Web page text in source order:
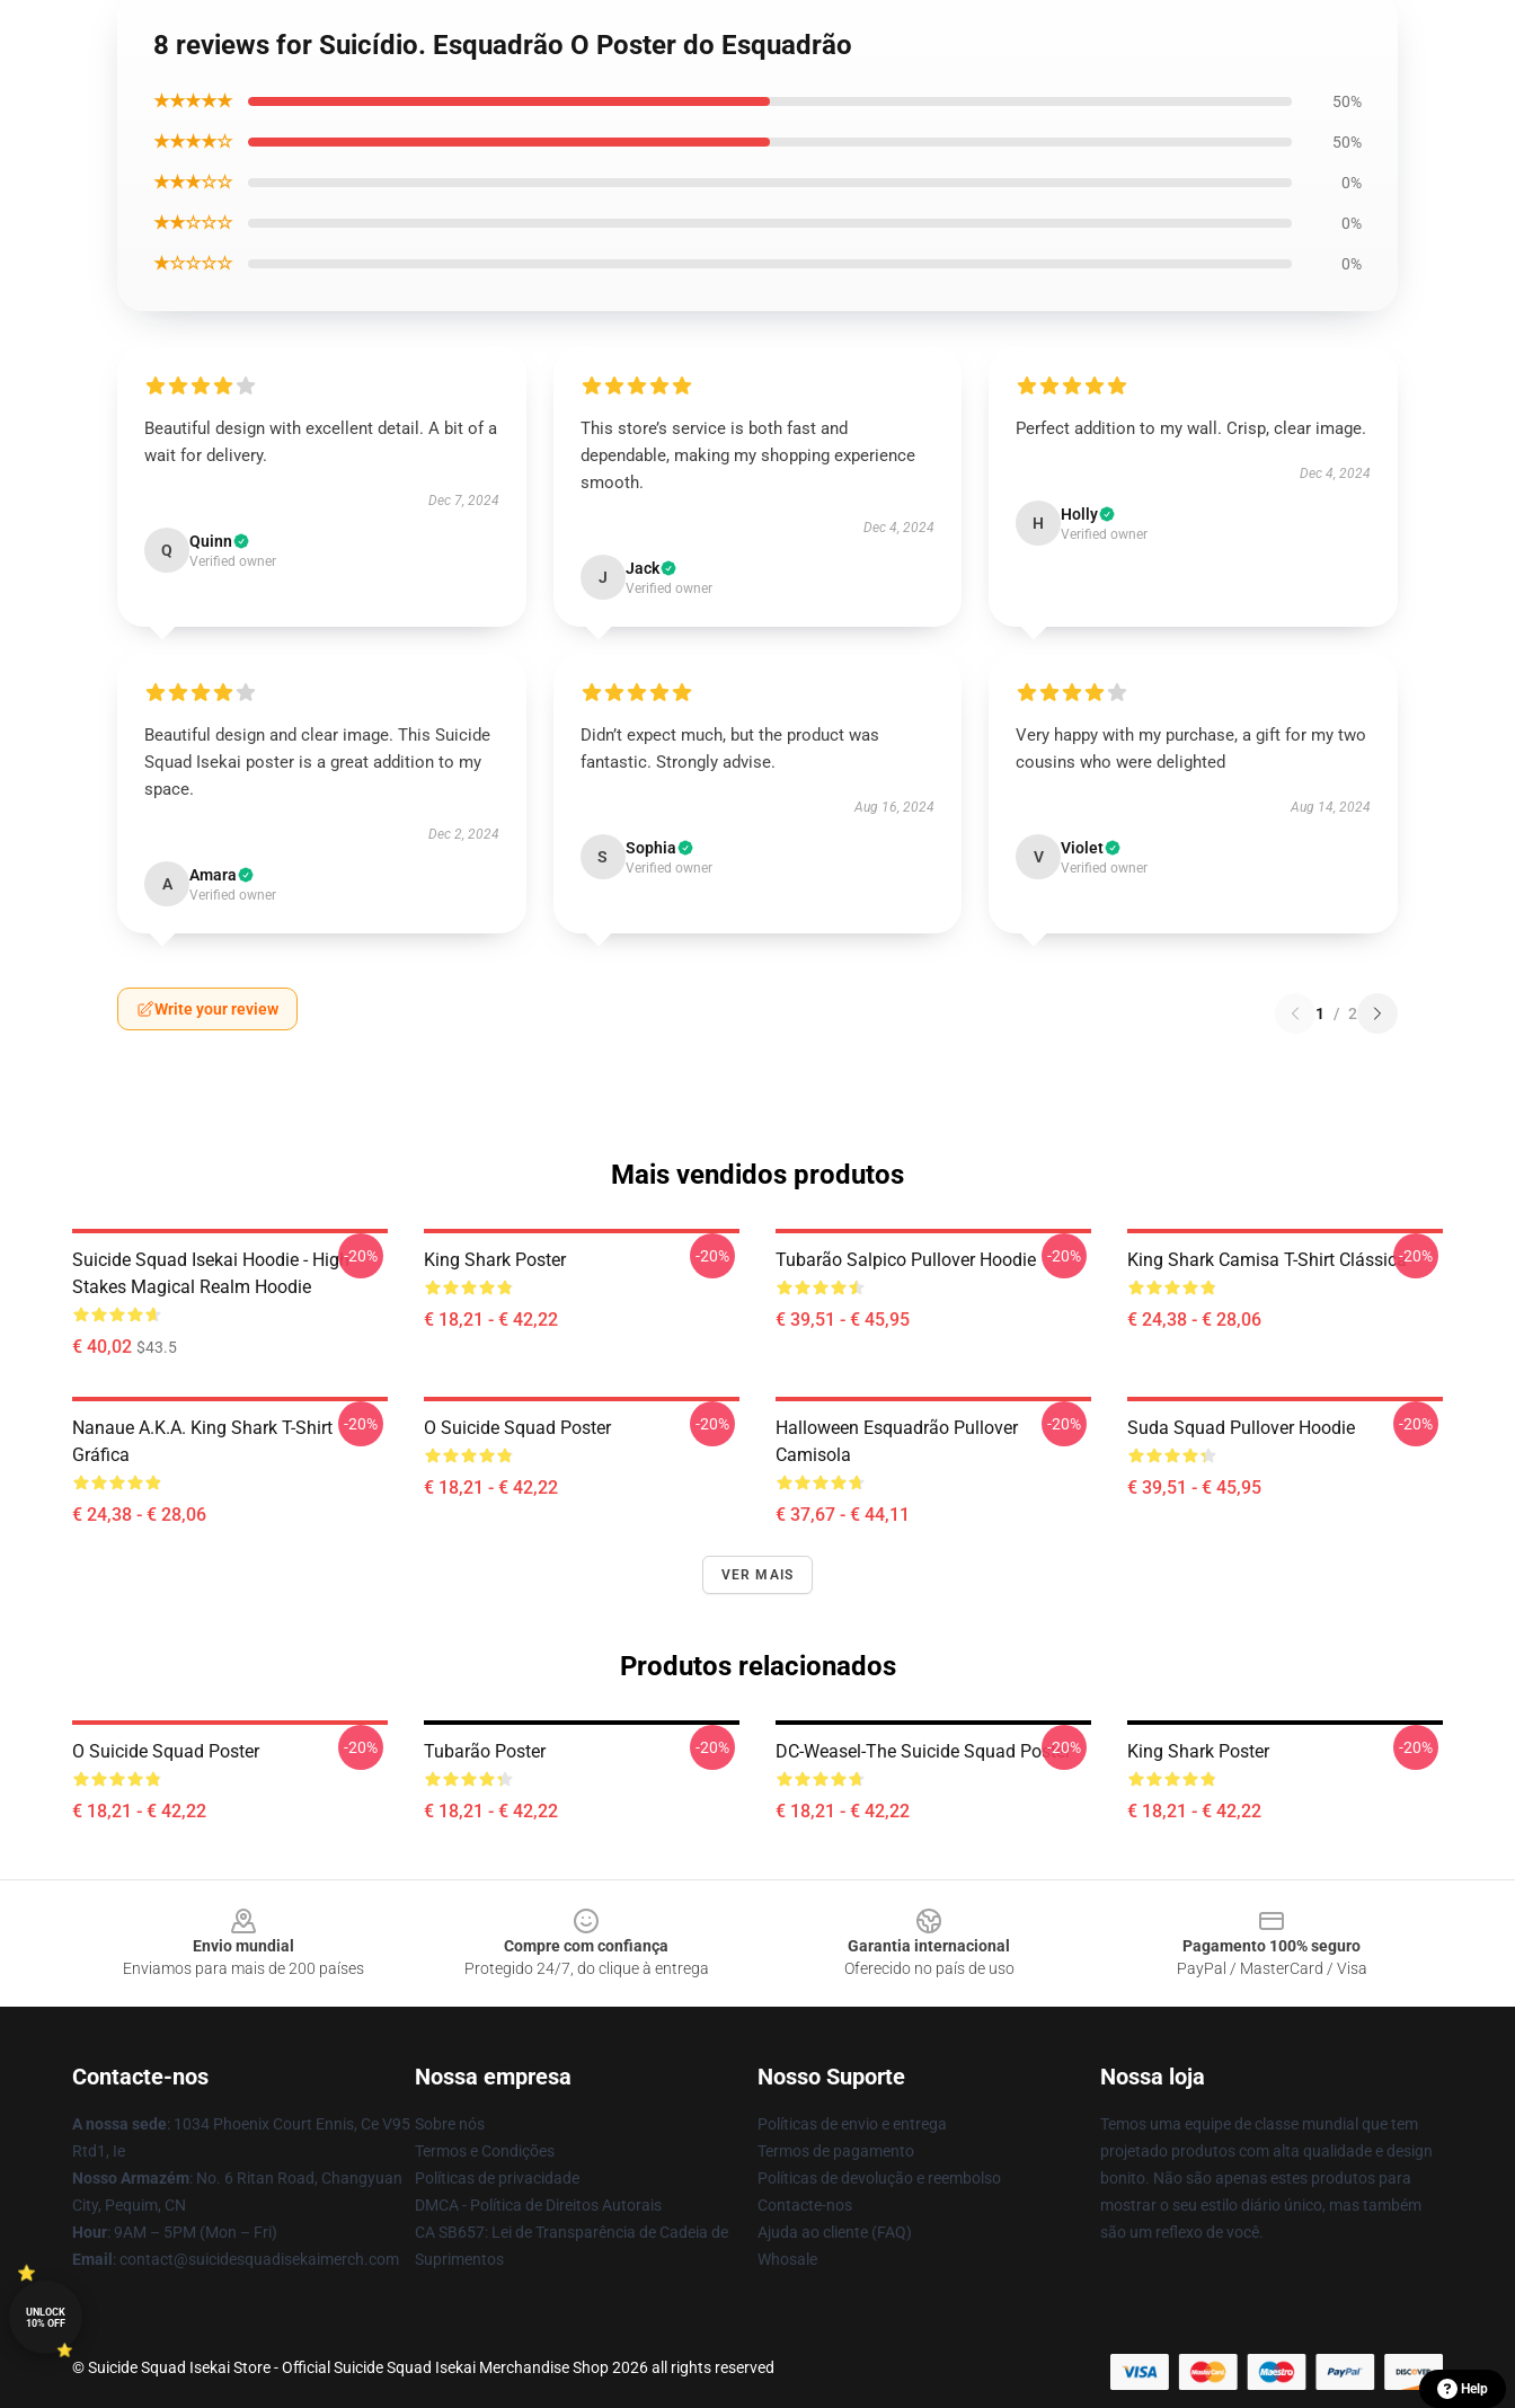
8 reviews for Suicídio. Esquadrão O Poster do Esquadrão
★★★★★ 50%
★★★★☆ 50%
★★★☆☆ 0%
★★☆☆☆ 0%
★☆☆☆☆ 0%
Beautiful design with excellent detail. A bit of a
wait for delivery.
Dec 7, 2024
Q Quinn
Verified owner
This store’s service is both fast and
dependable, making my shopping experience
smooth.
Dec 4, 2024
J Jack
Verified owner
Perfect addition to my wall. Crisp, clear image.
Dec 4, 2024
H Holly
Verified owner
Beautiful design and clear image. This Suicide
Squad Isekai poster is a great addition to my
space.
Dec 2, 2024
A Amara
Verified owner
Didn’t expect much, but the product was
fantastic. Strongly advise.
Aug 16, 2024
S Sophia
Verified owner
Very happy with my purchase, a gift for my two
cousins who were delighted
Aug 14, 2024
V Violet
Verified owner
Write your review 1 / 2
Mais vendidos produtos
Suicide Squad Isekai Hoodie - High
Stakes Magical Realm Hoodie
€ 40,02 $43.5
-20% King Shark Poster
€ 18,21 - € 42,22
-20% Tubarão Salpico Pullover Hoodie
€ 39,51 - € 45,95
-20% King Shark Camisa T-Shirt Clássica
€ 24,38 - € 28,06
-20%
Nanaue A.K.A. King Shark T-Shirt
Gráfica
€ 24,38 - € 28,06
-20% O Suicide Squad Poster
€ 18,21 - € 42,22
-20%
Halloween Esquadrão Pullover
Camisola
€ 37,67 - € 44,11
-20% Suda Squad Pullover Hoodie
€ 39,51 - € 45,95
-20%
VER MAIS
Produtos relacionados
O Suicide Squad Poster
€ 18,21 - € 42,22
-20% Tubarão Poster
€ 18,21 - € 42,22
-20% DC-Weasel-The Suicide Squad Poster
€ 18,21 - € 42,22
-20% King Shark Poster
€ 18,21 - € 42,22
-20%
Envio mundial
Enviamos para mais de 200 países
Compre com confiança
Protegido 24/7, do clique à entrega
Garantia internacional
Oferecido no país de uso
Pagamento 100% seguro
PayPal / MasterCard / Visa
Contacte-nos
A nossa sede: 1034 Phoenix Court Ennis, Ce V95
Rtd1, Ie
Nosso Armazém: No. 6 Ritan Road, Changyuan
City, Pequim, CN
Hour: 9AM – 5PM (Mon – Fri)
Email : contact@suicidesquadisekaimerch.com
Nossa empresa
Sobre nós
Termos e Condições
Políticas de privacidade
DMCA - Política de Direitos Autorais
CA SB657: Lei de Transparência de Cadeia de
Suprimentos
Nosso Suporte
Políticas de envio e entrega
Termos de pagamento
Políticas de devolução e reembolso
Contacte-nos
Ajuda ao cliente (FAQ)
Whosale
Nossa loja
Temos uma equipe de classe mundial que tem
projetado produtos com alta qualidade e design
bonito. Não são apenas estes produtos para
mostrar o seu estilo diário único, mas também
são um reflexo de você.
© Suicide Squad Isekai Store - Official Suicide Squad Isekai Merchandise Shop 2026 all rights reserved
Help
UNLOCK
10% OFF